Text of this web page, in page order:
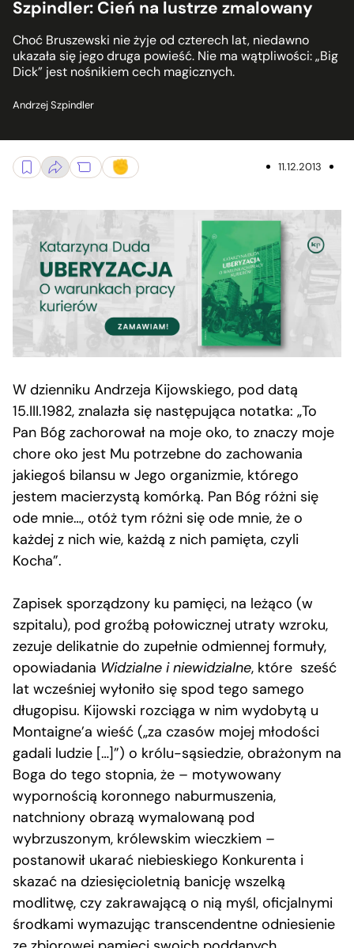
Szpindler: Cień na lustrze zmalowany
Choć Bruszewski nie żyje od czterech lat, niedawno
ukazała się jego druga powieść. Nie ma wątpliwości: „Big
Dick” jest nośnikiem cech magicznych.
Andrzej Szpindler
11.12.2013
W dzienniku Andrzeja Kijowskiego, pod datą
15.III.1982, znalazła się następująca notatka: „To
Pan Bóg zachorował na moje oko, to znaczy moje
chore oko jest Mu potrzebne do zachowania
jakiegoś bilansu w Jego organizmie, którego
jestem macierzystą komórką. Pan Bóg różni się
ode mnie…, otóż tym różni się ode mnie, że o
każdej z nich wie, każdą z nich pamięta, czyli
Kocha”.
Zapisek sporządzony ku pamięci, na leżąco (w
szpitalu), pod groźbą połowicznej utraty wzroku,
zezuje delikatnie do zupełnie odmiennej formuły,
opowiadania Widzialne i niewidzialne, które sześć
lat wcześniej wyłoniło się spod tego samego
długopisu. Kijowski rozciąga w nim wydobytą u
Montaigne’a wieść („za czasów mojej młodości
gadali ludzie […]”) o królu-sąsiedzie, obrażonym na
Boga do tego stopnia, że – motywowany
wypornością koronnego naburmuszenia,
natchniony obrazą wymalowaną pod
wybrzuszonym, królewskim wieczkiem –
postanowił ukarać niebieskiego Konkurenta i
skazać na dziesięcioletnią banicję wszelką
modlitwę, czy zakrawającą o nią myśl, oficjalnymi
środkami wymazując transcendentne odniesienie